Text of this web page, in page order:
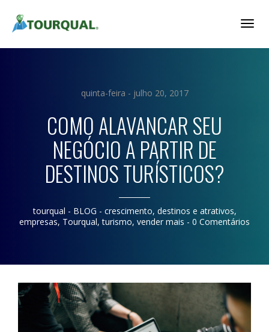
quinta-feira - julho 20, 2017
COMO ALAVANCAR SEU
NEGÓCIO A PARTIR DE
DESTINOS TURÍSTICOS?
tourqual - BLOG - crescimento, destinos e atrativos,
empresas, Tourqual,turismo, vender mais - 0 Comentários